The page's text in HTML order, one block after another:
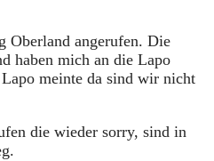
Oberland angerufen. Die
haben mich an die Lapo
meinte da sind wir nicht
die wieder sorry, sind in